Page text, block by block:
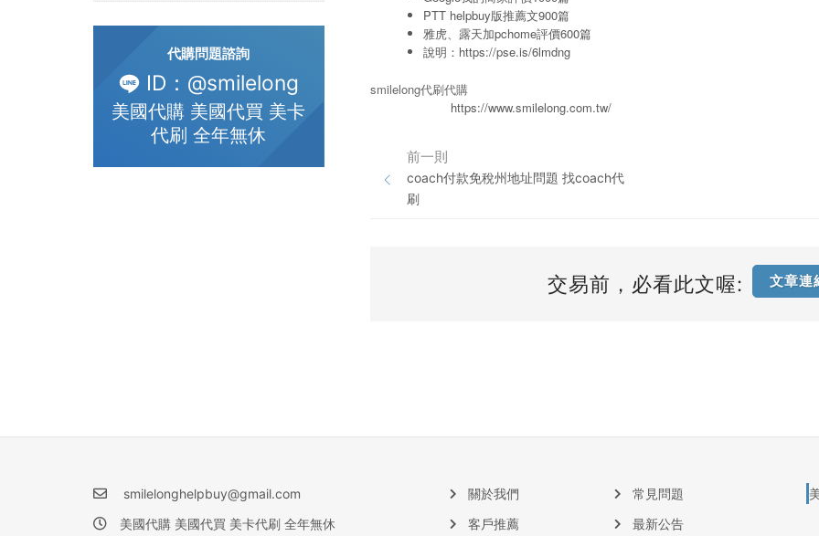
PTT helpbuy版推薦文900篇
雅虎、露天加pchome評價600篇
說明： https://pse.is/6lmdng
smilelong代刷代購
https://www.smilelong.com.tw/
前一則
coach付款免稅州地址問題 找coach代
刷
交易前，必看此文喔: 文章連
代購問題諮詢
ID：@smilelong
美國代購 美國代買 美卡
代刷 全年無休
smilelonghelpbuy@gmail.com
美國代購 美國代買 美卡代刷 全年無休
關於我們
客戶推薦
常見問題
最新公告